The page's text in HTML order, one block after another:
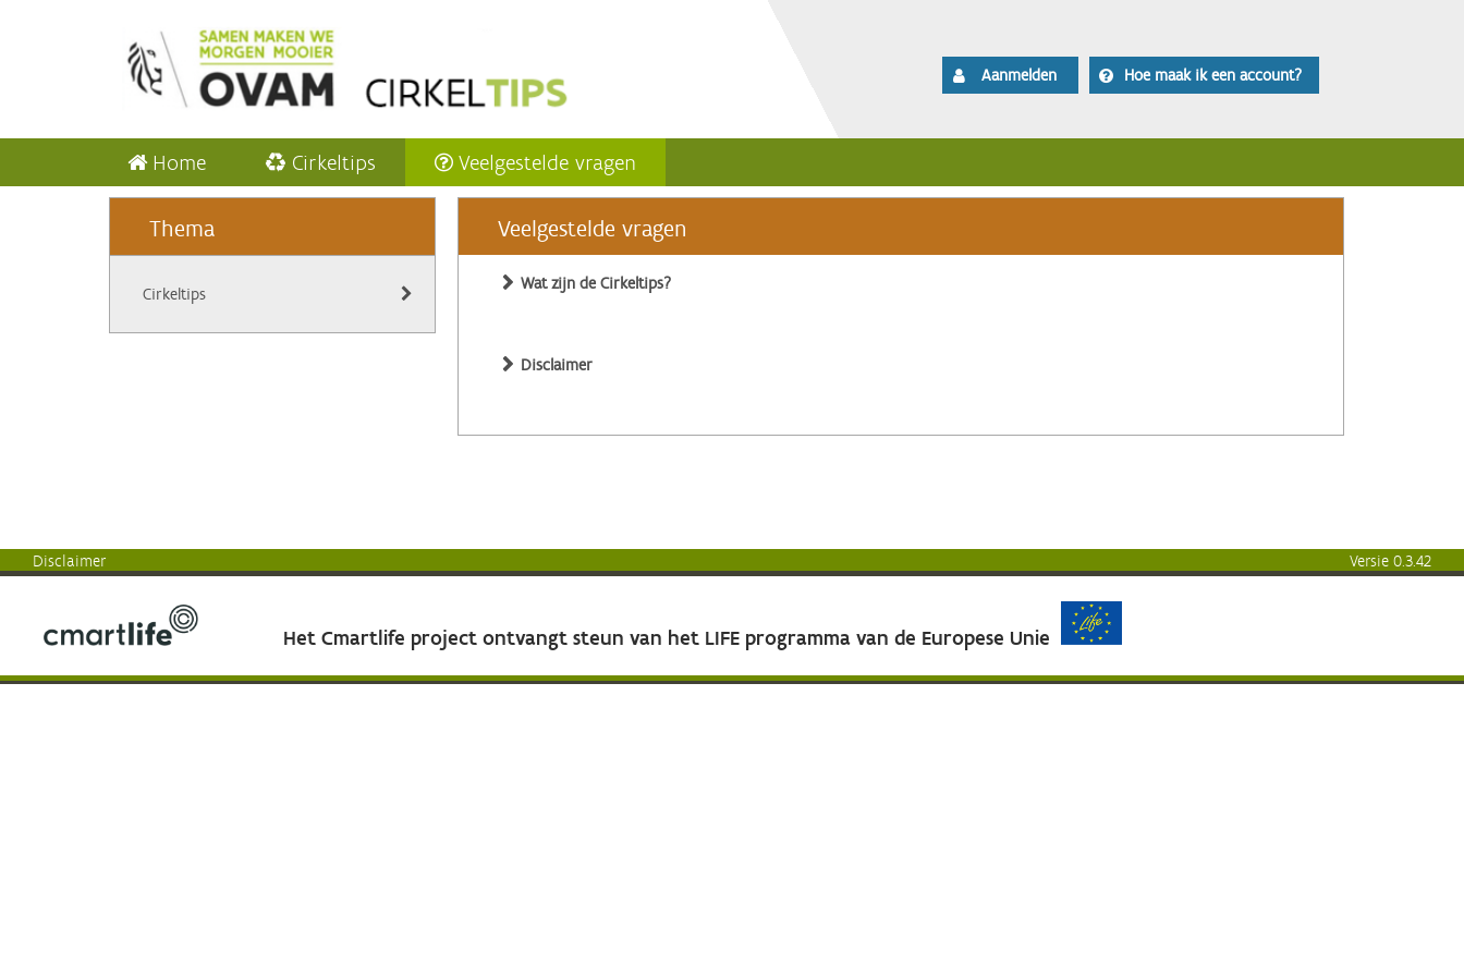
Aanmelden Hoe maak ik een account?
Home Cirkeltips Veelgestelde vragen
Thema
Cirkeltips
Veelgestelde vragen
Wat zijn de Cirkeltips?
Disclaimer
Disclaimer Versie 0.3.42
Het Cmartlife project ontvangt steun van het LIFE programma van de Europese Unie